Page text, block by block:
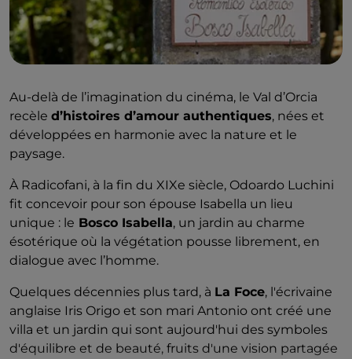
Au-delà de l’imagination du cinéma, le Val d’Orcia
recèle d’histoires d’amour authentiques, nées et
développées en harmonie avec la nature et le
paysage.
À Radicofani, à la fin du XIXe siècle, Odoardo Luchini
fit concevoir pour son épouse Isabella un lieu
unique : le Bosco Isabella, un jardin au charme
ésotérique où la végétation pousse librement, en
dialogue avec l’homme.
Quelques décennies plus tard, à La Foce, l'écrivaine
anglaise Iris Origo et son mari Antonio ont créé une
villa et un jardin qui sont aujourd'hui des symboles
d'équilibre et de beauté, fruits d'une vision partagée